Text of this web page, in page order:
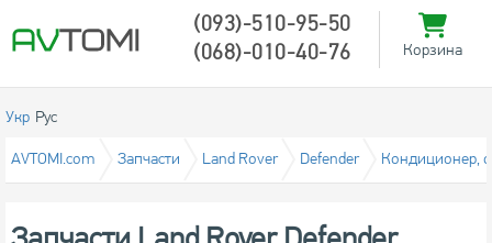
(093)-510-95-50
(068)-010-40-76
Корзина
Укр Рус
AVTOMI.com Запчасти Land Rover Defender Кондиционер,